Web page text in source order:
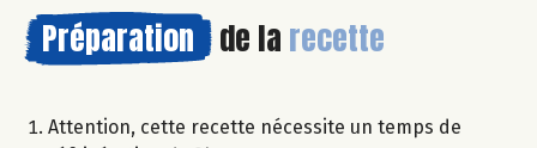
Préparation de la recette
Attention, cette recette nécessite un temps de